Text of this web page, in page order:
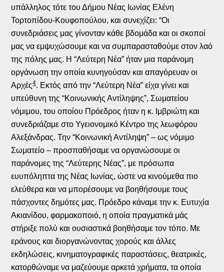
υπάλληλος τότε του Δήμου Νέας Ιωνίας Ελένη
Τορτοπίδου-Κουφοπούλου, και συνεχίζει: “Οι
συνεδριάσεις μας γίνονταν κάθε βδομάδα και οι σκοποί
μας να εμψυχώσουμε και να συμπαρασταθούμε στον λαό
της πόλης μας. Η “Λεύτερη Νέα” ήταν μια παράνομη
οργάνωση την οποία κυνηγούσαν και απαγόρευαν οι
Αρχές4. Εκτός από την “Λεύτερη Νέα” είχα γίνει και
υπεύθυνη της “Κοινωνικής Αντίληψης”, Σωματείου
νόμιμου, του οποίου Πρόεδρος ήταν η κ. Ιμβριώτη και
συνεδριάζαμε στο Υγειονομικό Κέντρο της λεωφόρου
Αλεξάνδρας. Την “Κοινωνική Αντίληψη” – ως νόμιμο
Σωματείο – προσπαθήσαμε να οργανώσουμε οι
παράνομες της “Λεύτερης Νέας”, με πρόσωπα
ευυπόληπτα της Νέας Ιωνίας, ώστε να κινούμεθα πιο
ελεύθερα και να μπορέσουμε να βοηθήσουμε τους
πάσχοντες δημότες μας. Πρόεδρο κάναμε την κ. Ευτυχία
Ακιανίδου, φαρμακοποιό, η οποία πραγματικά μάς
στήριξε πολύ και ουσιαστικά βοηθήσαμε τον τόπο. Με
εράνους και διοργανώνοντας χορούς και άλλες
εκδηλώσεις, κινηματογραφικές παραστάσεις, θεατρικές,
κατορθώναμε να μαζεύουμε αρκετά χρήματα, τα οποία